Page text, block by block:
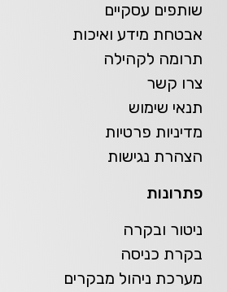
שותפים עסקיים
אבטחת מידע ואיכות
תרומה לקהילה
צרו קשר
תנאי שימוש
מדיניות פרטיות
הצהרת נגישות
פתרונות
ניטור ובקרה
בקרת כניסה
מערכת ניהול מבקרים